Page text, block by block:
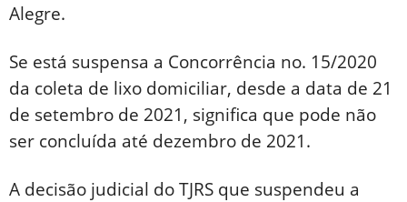
Alegre.
Se está suspensa a Concorrência no. 15/2020
da coleta de lixo domiciliar, desde a data de 21
de setembro de 2021, significa que pode não
ser concluída até dezembro de 2021.
A decisão judicial do TJRS que suspendeu a